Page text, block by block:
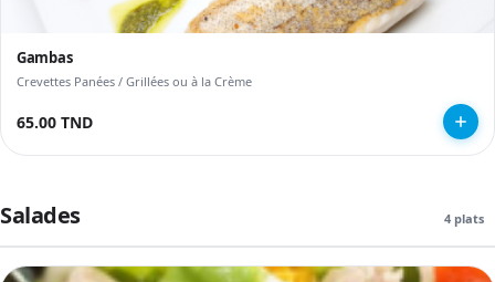
Gambas
Crevettes Panées / Grillées ou à la Crème
65.00 TND
Salades 4 plats